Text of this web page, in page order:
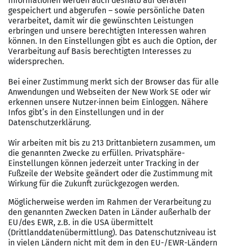
Profil
Abgeschlossene Ausbildung alsElektroniker für
Betriebstechnik (m/w/d),Elektriker (m/w/d),
Elektroinstallateur (m/w/d)
Gute Kenntnisse in der Elektrotechnik; Erfahrung
imServiceaußendienst, Kundendienst oder Field
Service ist von Vorteil.
Praxis in derFehlersuche an elektrischen
Anlagen; Kenntnisse inSPS, idealerweise
Siemens Logo, sind willkommen.
Mechanisches Grundverständnisfür
Reparaturen, Baugruppenwechsel und
Instandsetzungsarbeiten.